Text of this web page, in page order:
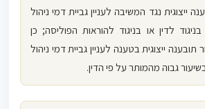
ייצוגית נגד המשיבה לעניין גביית דמי ניהול
לדין או בניגוד להוראות הפוליסה; כן
ייצוגית בטענה לעניין גביית דמי ניהול
גבוה מהמותר על פי הדין.